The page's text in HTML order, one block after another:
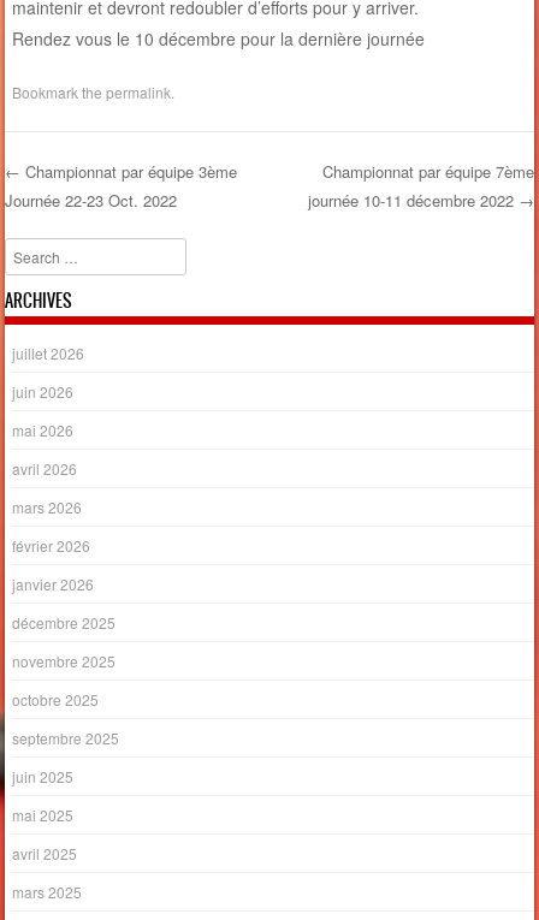
maintenir et devront redoubler d’efforts pour y arriver.
Rendez vous le 10 décembre pour la dernière journée
Bookmark thepermalink
Post navigation
← Championnat par équipe 3ème
Journée 22-23 Oct. 2022
Championnat par équipe 7ème
journée 10-11 décembre 2022 →
Search
ARCHIVES
juillet 2026
juin 2026
mai 2026
avril 2026
mars 2026
février 2026
janvier 2026
décembre 2025
novembre 2025
octobre 2025
septembre 2025
juin 2025
mai 2025
avril 2025
mars 2025